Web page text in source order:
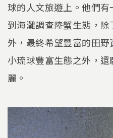
球的人文旅遊上。他們
到海灘調查陸蟹生態，
外，最終希望豐富的田
小琉球豐富生態之外，
麗。